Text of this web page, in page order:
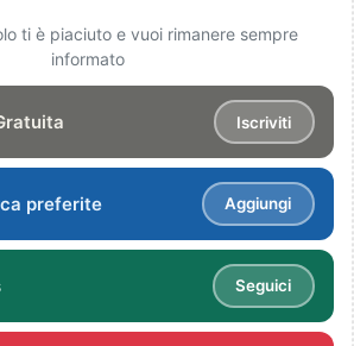
ti è piaciuto e vuoi rimanere sempre
informato
Iscriviti
preferite Aggiungi
Seguici